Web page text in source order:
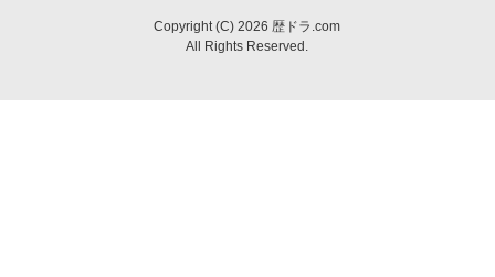
Copyright (C) 2026 歴ドラ.com
All Rights Reserved.